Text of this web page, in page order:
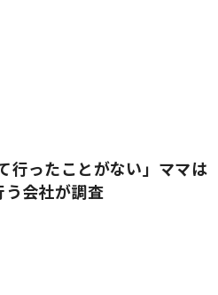
行ったことがない」ママは
会社が調査